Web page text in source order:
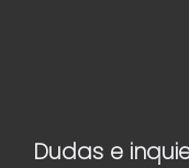
Dudas e